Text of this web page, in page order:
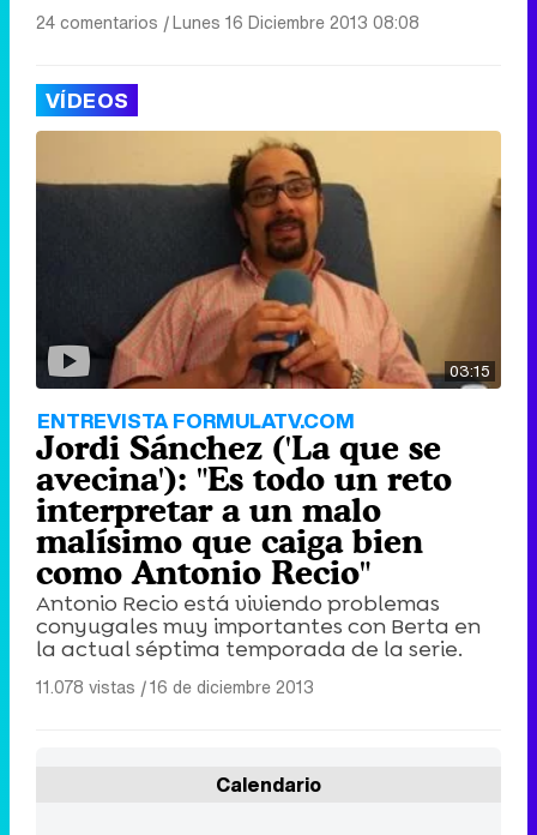
24 comentarios |Lunes 16 Diciembre 2013 08:08
VÍDEOS
03:15
ENTREVISTA FORMULATV.COM
Jordi Sánchez ('La que se
avecina'): "Es todo un reto
interpretar a un malo
malísimo que caiga bien
como Antonio Recio"
Antonio Recio está viviendo problemas
conyugales muy importantes con Berta en
la actual séptima temporada de la serie.
11.078 vistas |16 de diciembre 2013
Calendario